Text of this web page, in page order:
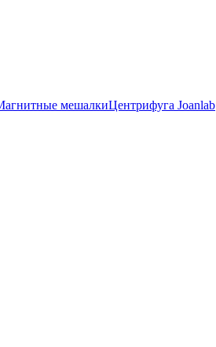
мешалкиЦентрифуга Joanlab